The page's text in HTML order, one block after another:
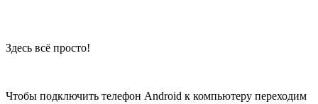
Здесь всё просто!
Чтобы подключить телефон Android к компьютеру переходим